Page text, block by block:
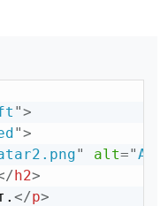
">
">
" alt="
h2>
</p>